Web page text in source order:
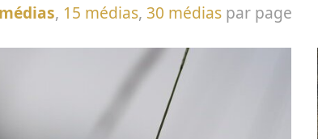
, 15 médias, 30 médias par page